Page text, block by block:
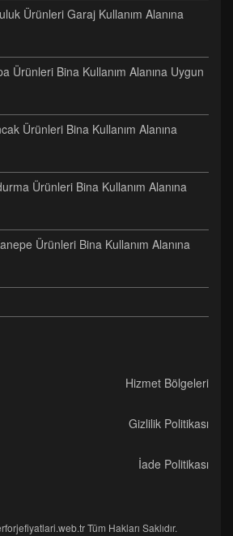
Ürünleri Garaj Kullanım Alanına
Ürünleri Bina Kullanım Alanına Uygun
Ürünleri Bina Kullanım Alanına
Ürünleri Bina Kullanım Alanına
Ürünleri Bina Kullanım Alanına
Hizmet Bölgeleri
Gizlilik Politikası
İade Politikası
Tüm Hakları Saklıdır.